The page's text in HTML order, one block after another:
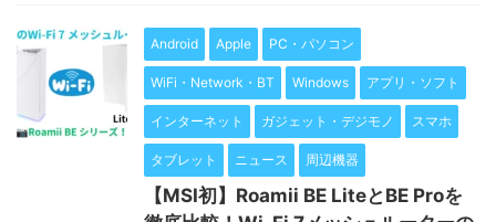
Android Apple PC・パソコン
WiFi・Network・BT Windows アプリ・ソフト
インターネット ガジェット・デジモノ スマホ
タブレット ニュース 周辺機器
【MSI初】Roamii BE LiteとBE Proを